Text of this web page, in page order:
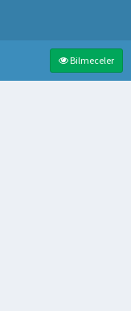
Bilmeceler